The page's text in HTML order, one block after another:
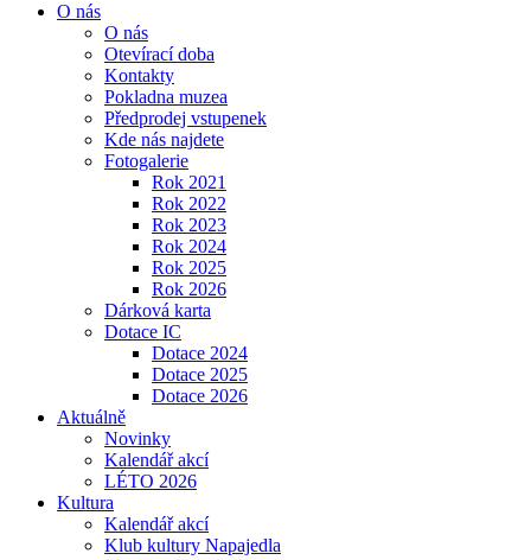
O nás
O nás
Otevírací doba
Kontakty
Pokladna muzea
Předprodej vstupenek
Kde nás najdete
Fotogalerie
Rok 2021
Rok 2022
Rok 2023
Rok 2024
Rok 2025
Rok 2026
Dárková karta
Dotace IC
Dotace 2024
Dotace 2025
Dotace 2026
Aktuálně
Novinky
Kalendář akcí
LÉTO 2026
Kultura
Kalendář akcí
Klub kultury Napajedla